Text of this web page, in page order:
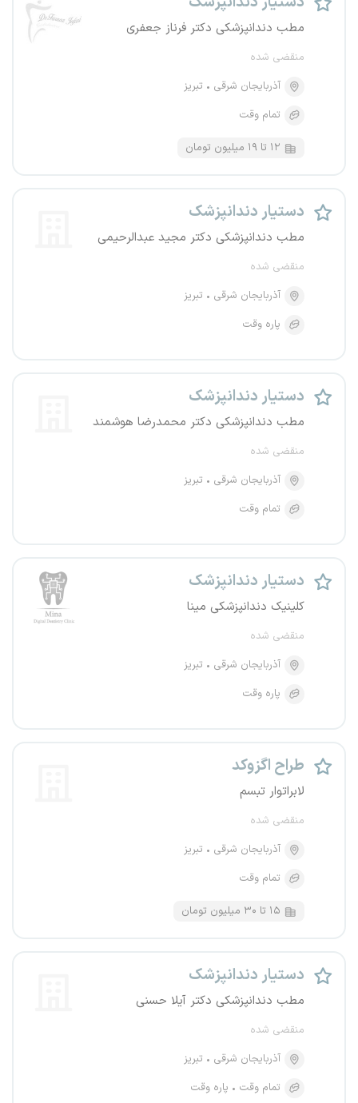
مطب دندانپزشکی دکتر فرناز جعفری
منقضی شده
آذربایجان شرقی
تبریز
تمام وقت
۱۲ تا ۱۹ میلیون تومان
دستیار دندانپزشک
مطب دندانپزشکی دکتر مجید عبدالرحیمی
منقضی شده
آذربایجان شرقی
تبریز
پاره وقت
دستیار دندانپزشک
مطب دندانپزشکی دکتر محمدرضا هوشمند
منقضی شده
آذربایجان شرقی
تبریز
تمام وقت
دستیار دندانپزشک
کلینیک دندانپزشکی مینا
منقضی شده
آذربایجان شرقی
تبریز
پاره وقت
طراح اگزوکد
لابراتوار تبسم
منقضی شده
آذربایجان شرقی
تبریز
تمام وقت
۱۵ تا ۳۰ میلیون تومان
دستیار دندانپزشک
مطب دندانپزشکی دکتر آیلا حسنی
منقضی شده
آذربایجان شرقی
تبریز
تمام وقت
پاره وقت